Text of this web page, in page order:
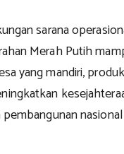
sarana
Merah Putih
yang mandiri,